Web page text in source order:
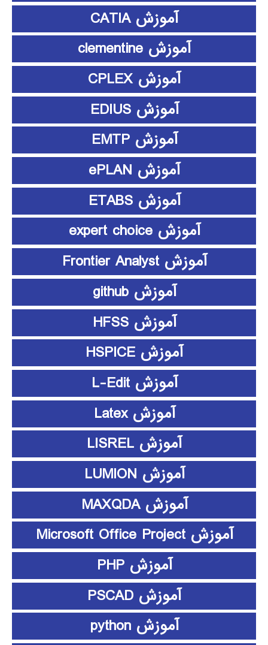
آموزش CATIA
آموزش clementine
آموزش CPLEX
آموزش EDIUS
آموزش EMTP
آموزش ePLAN
آموزش ETABS
آموزش expert choice
آموزش Frontier Analyst
آموزش github
آموزش HFSS
آموزش HSPICE
آموزش L-Edit
آموزش Latex
آموزش LISREL
آموزش LUMION
آموزش MAXQDA
آموزش Microsoft Office Project
آموزش PHP
آموزش PSCAD
آموزش python